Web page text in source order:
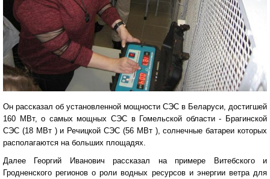
Он рассказал об установленной мощности СЭС в Беларуси, достигшей
160 МВт, о самых мощных СЭС в Гомельской области - Брагинской
СЭС (18 МВт ) и Речицкой СЭС (56 МВт ), солнечные батареи которых
располагаются на больших площадях.
Далее Георгий Иванович рассказал на примере Витебского и
Гродненского регионов о роли водных ресурсов и энергии ветра для